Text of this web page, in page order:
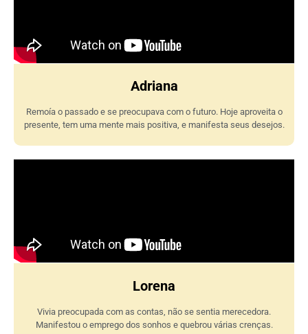
Adriana
Remoía o passado e se preocupava com o futuro. Hoje aproveita o
presente, tem uma mente mais positiva, e manifesta seus desejos.
Lorena
Vivia preocupada com as contas, não se sentia merecedora.
Manifestou o emprego dos sonhos e quebrou várias crenças.